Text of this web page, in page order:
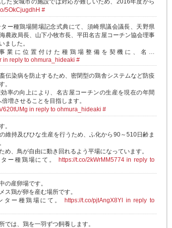
た安城市の施設では対応が難しいため、2016年度から
5OkCjugdhH #
ー種鶏場開場記念式典にて、須崎県議会議長、天野県
農政局長、山下小牧市長、平田名古屋コーチン協会理事
ました。
業に位置付けた種鶏場整備を契機に、名…
in reply to ohmura_hideaki #
伝染病を防止するため、密閉型の鶏舎システムなど防疫
。
率の向上により、名古屋コーチンの生産を現在の年間
増させることを目指します。
in reply to ohmura_hideaki #
。
維持及びひな生産を行うため、ふ化から90～510日齢ま
め、鳥が自由に動き回れるよう平場になっています。
ー種鶏場にて。
https://t.co/2kWrMM5774 in reply to
産卵場です。
ス鶏が卵を産む場所です。
ター種鶏場にて。
https://t.co/pjtAngX8YI
in reply to
は、鶏を一羽ずつ飼養します。